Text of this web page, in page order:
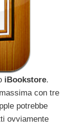
iBookstore.
con tre
potrebbe
ovviamente